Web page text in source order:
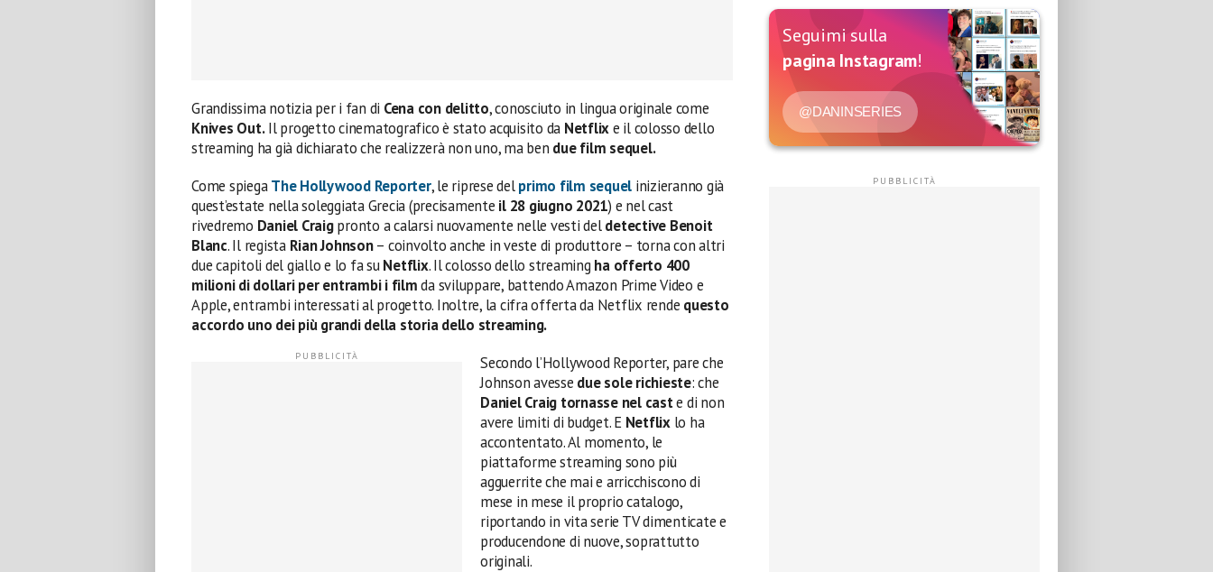
Grandissima notizia per i fan di Cena con delitto, conosciuto in lingua originale come
Knives Out.Il progetto cinematografico è stato acquisito da Netflixe il colosso dello
streaming ha già dichiarato che realizzerà non uno, ma ben due film sequel.
Come spiegaThe Hollywood Reporter, le riprese delprimo film sequel inizieranno già
quest’estate nella soleggiata Grecia (precisamente il 28 giugno 2021) e nel cast
rivedremo Daniel Craigpronto a calarsi nuovamente nelle vesti deldetective Benoit
Blanc. Il regista Rian Johnson– coinvolto anche in veste di produttore – torna con altri
due capitoli del giallo e lo fa suNetflix. Il colosso dello streaming ha offerto 400
milioni di dollari per entrambi i filmda sviluppare, battendo Amazon Prime Video e
Apple, entrambi interessati al progetto. Inoltre, la cifra offerta da Netflix rende questo
accordo uno dei più grandi della storia dello streaming.
Secondo l’Hollywood Reporter, pare che
Johnson avesse due sole richieste: che
Daniel Craig tornasse nel caste di non
avere limiti di budget. E Netflix lo ha
accontentato. Al momento, le
piattaforme streaming sono più
agguerrite che mai e arricchiscono di
mese in mese il proprio catalogo,
riportando in vita serie TV dimenticate e
producendone di nuove, soprattutto
originali.
Seguimi sulla
pagina Instagram!
@DANINSERIES